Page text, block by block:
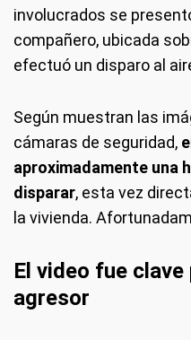
involucrados se
compañero, ubicada
efectuó un disparo al
Según muestran las
cámaras de seguridad,
aproximadamente una
disparar, esta vez
la vivienda.
El video fue
agresor